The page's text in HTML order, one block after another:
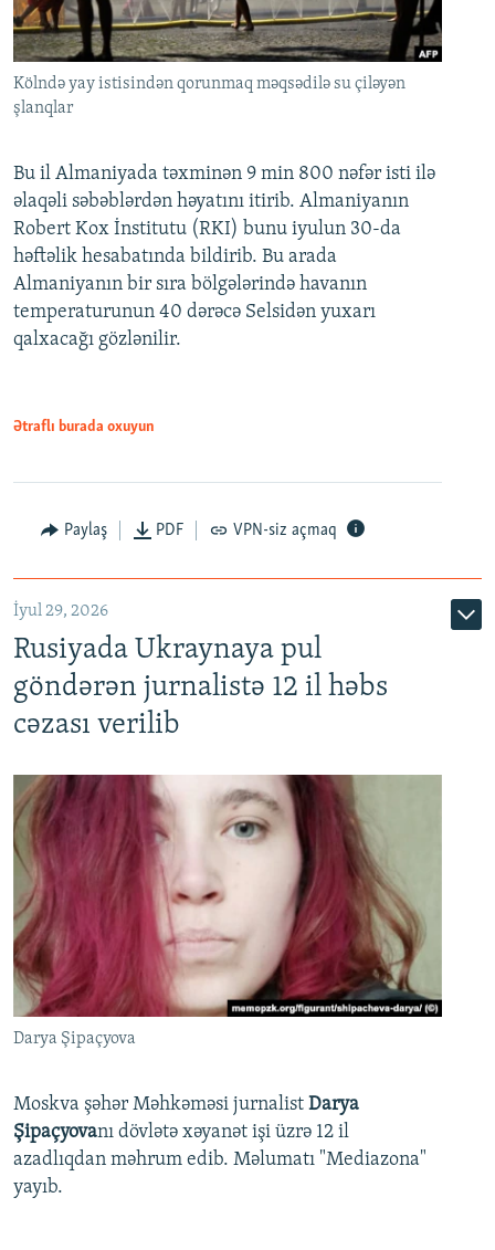
Kölndə yay istisindən qorunmaq məqsədilə su çiləyən
şlanqlar
Bu il Almaniyada təxminən 9 min 800 nəfər isti ilə
əlaqəli səbəblərdən həyatını itirib. Almaniyanın
Robert Kox İnstitutu (RKI) bunu iyulun 30-da
həftəlik hesabatında bildirib. Bu arada
Almaniyanın bir sıra bölgələrində havanın
temperaturunun 40 dərəcə Selsidən yuxarı
qalxacağı gözlənilir.
Ətraflı burada oxuyun
Paylaş PDF VPN-siz açmaq
İyul 29, 2026
Rusiyada Ukraynaya pul
göndərən jurnalistə 12 il həbs
cəzası verilib
Darya Şipaçyova
Moskva şəhər Məhkəməsi jurnalist Darya
Şipaçyovanı dövlətə xəyanət işi üzrə 12 il
azadlıqdan məhrum edib. Məlumatı "Mediazona"
yayıb.